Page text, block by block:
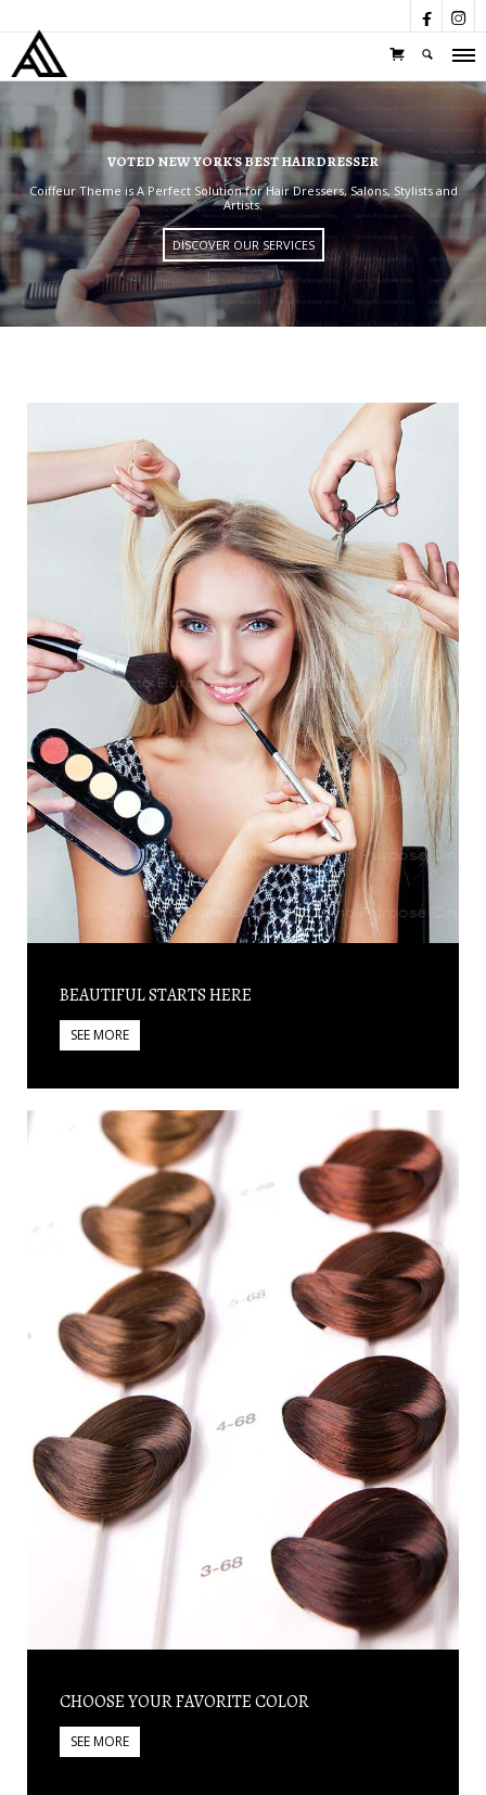
 
VOTED NEW YORK'S BEST HAIRDRESSER
Coiffeur Theme is A Perfect Solution for Hair Dressers, Salons, Stylists and
Artists.
DISCOVER OUR SERVICES
BEAUTIFUL STARTS HERE
SEE MORE
CHOOSE YOUR FAVORITE COLOR
SEE MORE